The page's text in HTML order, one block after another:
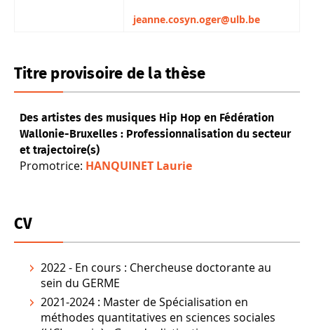
jeanne.cosyn.oger@ulb.be
Titre provisoire de la thèse
Des artistes des musiques Hip Hop en Fédération
Wallonie-Bruxelles : Professionnalisation du secteur
et trajectoire(s)
Promotrice: HANQUINET Laurie
CV
2022 - En cours : Chercheuse doctorante au
sein du GERME
2021-2024 : Master de Spécialisation en
méthodes quantitatives en sciences sociales